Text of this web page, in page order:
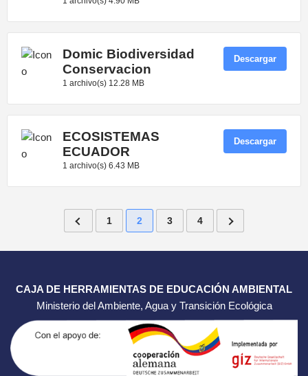
Domic Biodiversidad
Conservacion
1 archivo(s) 12.28 MB
Descargar
ECOSISTEMAS
ECUADOR
1 archivo(s) 6.43 MB
Descargar
1 2 3 4
CAJA DE HERRAMIENTAS DE EDUCACIÓN AMBIENTAL
Ministerio del Ambiente, Agua y Transición Ecológica